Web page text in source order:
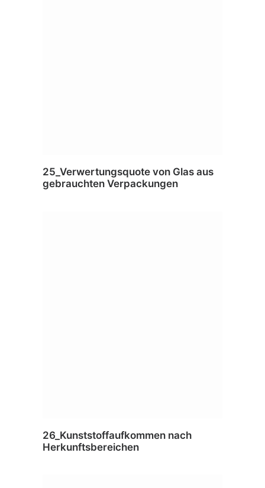
25_Verwertungsquote von Glas aus
gebrauchten Verpackungen
26_Kunststoffaufkommen nach
Herkunftsbereichen